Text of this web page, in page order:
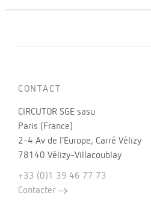
CONTACT
CIRCUTOR SGE sasu
Paris (France)
2-4 Av de l’Europe, Carré Vélizy
78140 Vélizy-Villacoublay
+33 (0)1 39 46 77 73
Contacter